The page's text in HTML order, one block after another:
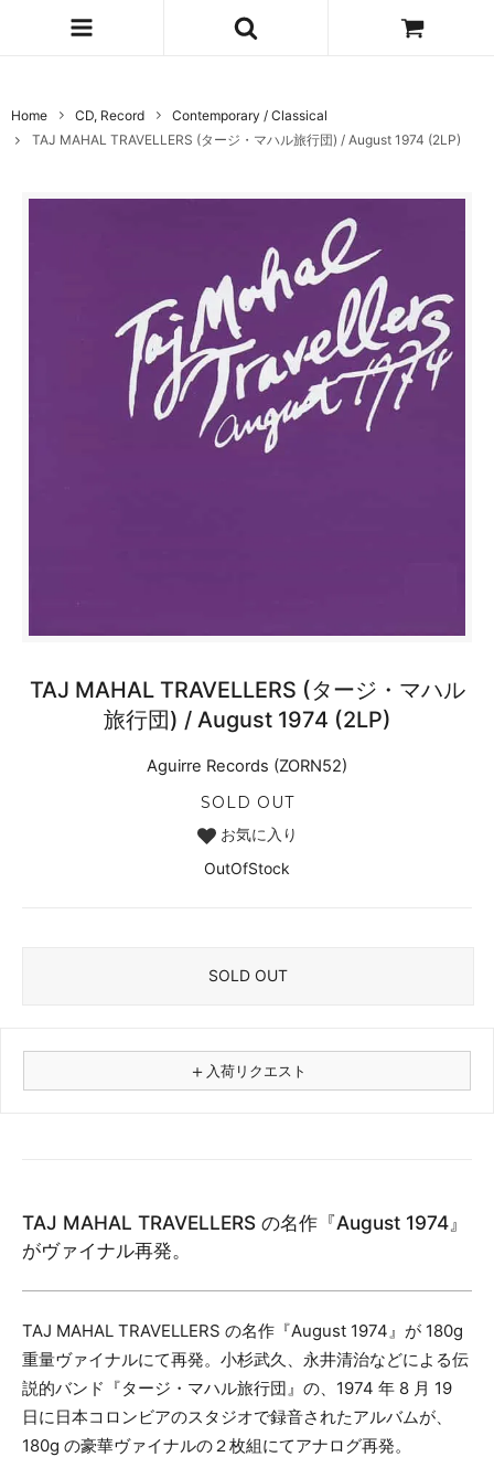
Home CD, Record
Contemporary / Classical
TAJ MAHAL TRAVELLERS (タージ・マハル旅行団) / August 1974 (2LP)
TAJ MAHAL TRAVELLERS (タージ・マハル
旅行団) / August 1974 (2LP)
Aguirre Records (ZORN52)
SOLD OUT
お気に入り
OutOfStock
SOLD OUT
＋ 入荷リクエスト
フォーマット
カセット
その他
メールアドレス（必須）
TAJ MAHAL TRAVELLERS の名作『August 1974』
がヴァイナル再発。
TAJ MAHAL TRAVELLERS の名作『August 1974』が 180g
重量ヴァイナルにて再発。小杉武久、永井清治などによる伝
説的バンド『タージ・マハル旅行団』の、1974 年 8 月 19
日に日本コロンビアのスタジオで録音されたアルバムが、
180g の豪華ヴァイナルの２枚組にてアナログ再発。